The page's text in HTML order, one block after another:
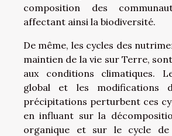
composition des
affectant ainsi la biodiversité.
De même, les cycles des
maintien de la vie sur Terre,
aux conditions climatiques.
global et les modifications
précipitations perturbent ces
en influant sur la
organique et sur le cycle de